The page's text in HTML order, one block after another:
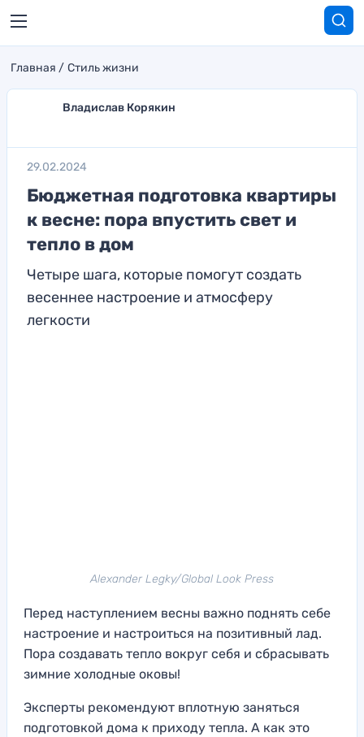
Главная Стиль жизни
Владислав Корякин
29.02.2024
Бюджетная подготовка квартиры
к весне: пора впустить свет и
тепло в дом
Четыре шага, которые помогут создать
весеннее настроение и атмосферу
легкости
Alexander Legky/Global Look Press
Перед наступлением весны важно поднять себе
настроение и настроиться на позитивный лад.
Пора создавать тепло вокруг себя и сбрасывать
зимние холодные оковы!
Эксперты рекомендуют вплотную заняться
подготовкой дома к приходу тепла. А как это